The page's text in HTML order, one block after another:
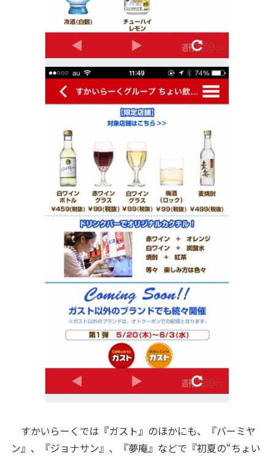
すかいらーくでは『ガスト』のほかにも、『バーミヤ
ン』、『ジョナサン』、『夢庵』などで『初夏の“ちょい